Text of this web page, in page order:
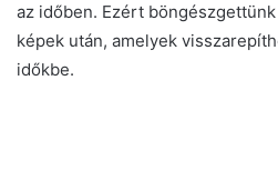
az időben. Ezért
képek után, amelyek
időkbe.